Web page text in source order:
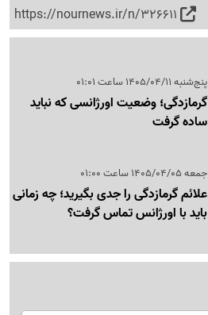
https://nournews.ir/n/326611
پنج‌شنبه 1405/04/11 ساعت 01:01
گرمازدگی؛ وضعیت اورژانسی که نباید
ساده گرفت
جمعه 1405/04/05 ساعت 01:00
علائم گرمازدگی را جدی بگیرید؛ چه زمانی
باید با اورژانس تماس گرفت؟